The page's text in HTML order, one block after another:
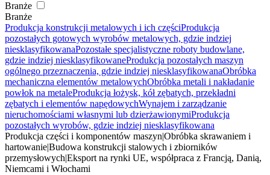
Branże
Branże
Produkcja konstrukcji metalowych i ich częściProdukcja
pozostałych gotowych wyrobów metalowych, gdzie indziej
niesklasyfikowanaPozostałe specjalistyczne roboty budowlane,
gdzie indziej niesklasyfikowaneProdukcja pozostałych maszyn
ogólnego przeznaczenia, gdzie indziej niesklasyfikowanaObróbka
mechaniczna elementów metalowychObróbka metali i nakładanie
powłok na metaleProdukcja łożysk, kół zębatych, przekładni
zębatych i elementów napędowychWynajem i zarządzanie
nieruchomościami własnymi lub dzierżawionymiProdukcja
pozostałych wyrobów, gdzie indziej niesklasyfikowana
Produkcja części i komponentów maszynObróbka skrawaniem i
hartowanieBudowa konstrukcji stalowych i zbiorników
przemysłowychEksport na rynki UE, współpraca z Francją, Danią,
Niemcami i Włochami